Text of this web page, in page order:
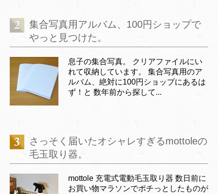
集合写真用アルバム、100円ショップで
やっと見つけた。
息子の集合写真。 クリアファイルにい
れて収納しています。 集合写真用のア
ルバム、絶対に100円ショップにあるは
ず！と 数年前から探して...
さっそく届いたオシャレすぎるmottoleの
毛玉取り器。
mottole 充電式電動毛玉取り器 数日前に
お買い物マラソンでポチっとしたものが